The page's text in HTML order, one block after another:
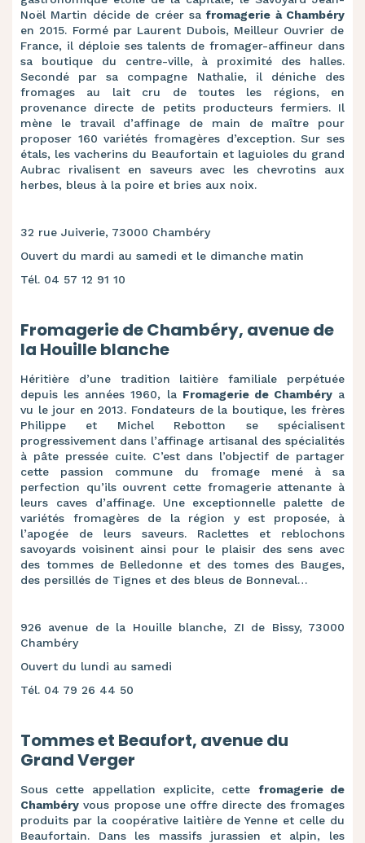
Noël Martin décide de créer safromagerie à Chambéry
en 2015. Formé par Laurent Dubois, Meilleur Ouvrier de
France, il déploie ses talents de fromager-affineur dans
sa boutique du centre-ville, à proximité des halles.
Secondé par sa compagne Nathalie, il déniche des
fromages au lait cru de toutes les régions, en
provenance directe de petits producteurs fermiers. Il
mène le travail d’affinage de main de maître pour
proposer 160 variétés fromagères d’exception. Sur ses
étals, les vacherins du Beaufortain et laguioles du grand
Aubrac rivalisent en saveurs avec les chevrotins aux
herbes, bleus à la poire et bries aux noix.
32 rue Juiverie, 73000 Chambéry
Ouvert du mardi au samedi et le dimanche matin
Tél. 04 57 12 91 10
Fromagerie de Chambéry, avenue de
la Houille blanche
Héritière d’une tradition laitière familiale perpétuée
depuis les années 1960, la Fromagerie de Chambérya
vu le jour en 2013. Fondateurs de la boutique, les frères
Philippe et Michel Rebotton se spécialisent
progressivement dans l’affinage artisanal des spécialités
à pâte pressée cuite. C’est dans l’objectif de partager
cette passion commune du fromage mené à sa
perfection qu’ils ouvrent cette fromagerie attenante à
leurs caves d’affinage. Une exceptionnelle palette de
variétés fromagères de la région y est proposée, à
l’apogée de leurs saveurs. Raclettes et reblochons
savoyards voisinent ainsi pour le plaisir des sens avec
des tommes de Belledonne et des tomes des Bauges,
des persillés de Tignes et des bleus de Bonneval…
926 avenue de la Houille blanche, ZI de Bissy, 73000
Chambéry
Ouvert du lundi au samedi
Tél. 04 79 26 44 50
Tommes et Beaufort, avenue du
Grand Verger
Sous cette appellation explicite, cette fromagerie de
Chambéry vous propose une offre directe des fromages
produits par la coopérative laitière de Yenne et celle du
Beaufortain. Dans les massifs jurassien et alpin, les